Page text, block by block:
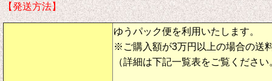
【発送方法】
ゆうパック便を利用いたします。
※ご購入額が3万円以上の場合の送
（詳細は下記一覧表をご覧ください